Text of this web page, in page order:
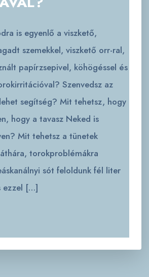
is egyenlő a viszkető,
szemekkel, viszkető orr-ral,
papírzsepivel, köhögéssel és
Szenvedsz az
segítség? Mit tehetsz, hogy
hogy a tavasz Neked is
Mit tehetsz a tünetek
torokproblémákra
sót feloldunk fél liter
ezzel […]